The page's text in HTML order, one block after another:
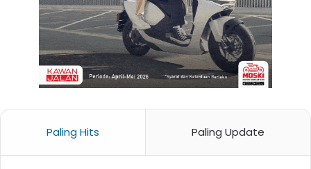
Paling Hits Paling Update